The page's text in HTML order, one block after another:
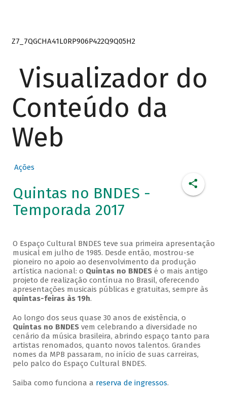
Z7_7QGCHA41L0RP906P422Q9Q05H2
Visualizador do
Conteúdo da
Web
Ações
Quintas no BNDES -
Temporada 2017
O Espaço Cultural BNDES teve sua primeira apresentação
musical em julho de 1985. Desde então, mostrou-se
pioneiro no apoio ao desenvolvimento da produção
artística nacional: o Quintas no BNDESé o mais antigo
projeto de realização contínua no Brasil, oferecendo
apresentações musicais públicas e gratuitas, sempre às
quintas-feiras às 19h.
Ao longo dos seus quase 30 anos de existência, o
Quintas no BNDESvem celebrando a diversidade no
cenário da música brasileira, abrindo espaço tanto para
artistas renomados, quanto novos talentos. Grandes
nomes da MPB passaram, no início de suas carreiras,
pelo palco do Espaço Cultural BNDES.
Saiba como funciona a reserva de ingressos.